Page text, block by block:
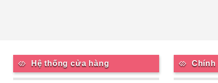
Hệ thống cửa hàng Chính